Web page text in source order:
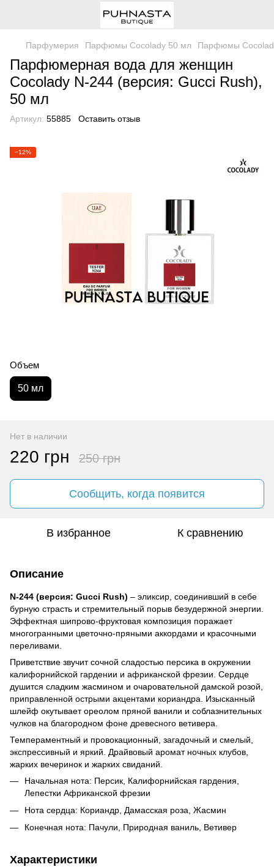
Парфумерия Парфюмы Cocolady 50 мл Парфюмы
Парфюмерная вода для женщин
Cocolady N-244 (версия: Gucci Rush),
50 мл
Артикул: 55885 Оставить отзыв
−12%
Объем
50 мл
Нет в наличии
220 грн 250 грн
Сообщить, когда появится
В избранное К сравнению
Описание
N-244 (версия: Gucci Rush) – эликсир, соединивший в себе
бурную страсть и стремительный порыв безудержной энергии.
Эффектная шипрово-фруктовая композиция поражает
многогранными цветочно-пряными аккордами и красочными
переливами.
Приветствие звучит сочной сладостью персика в окружении
калифорнийской гардении и африканской фрезии. Сердце
душится сладким жасмином и очаровательной дамской розой,
приправленной острыми акцентами кориандра. Изысканный
шлейф окутывает ореолом пряной ванили и соблазнительных
чулков на благородном фоне древесного ветивера.
Темпераментный и провокационный, загадочный и смелый,
экспрессивный и яркий. Драйвовый аромат ночных клубов,
жарких вечеринок и жарких свиданий.
Начальная нота: Персик, Калифорнийская гардения,
Лепестки Африканской фрезии
Нота сердца: Кориандр, Дамасская роза, Жасмин
Конечная нота: Пачули, Природная ваниль, Ветивер
Характеристики